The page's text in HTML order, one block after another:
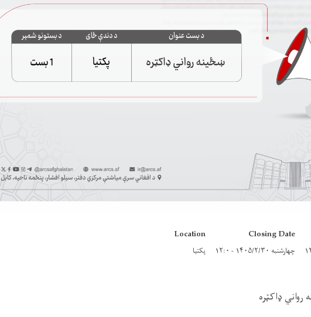
Closing Date
چهارشنبه ۱۴۰۵/۲/۳۰ - ۱۲:۰
Location
پکتیا
ډاکټره